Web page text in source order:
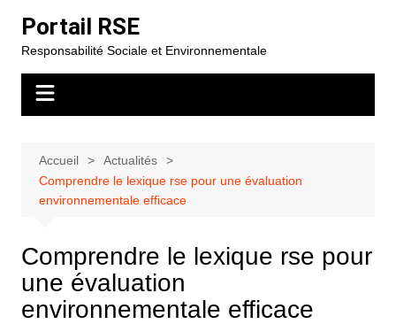
contenu
Portail RSE
Responsabilité Sociale et Environnementale
Accueil
Actualités
Comprendre le lexique rse pour une évaluation
environnementale efficace
Comprendre le lexique rse pour
une évaluation
environnementale efficace